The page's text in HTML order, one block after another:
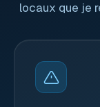
locaux que je